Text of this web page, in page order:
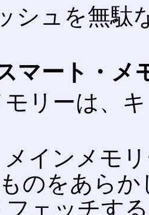
シュを無駄
マート・メ
モリーは、
インメモ
のをあら
フェッチす